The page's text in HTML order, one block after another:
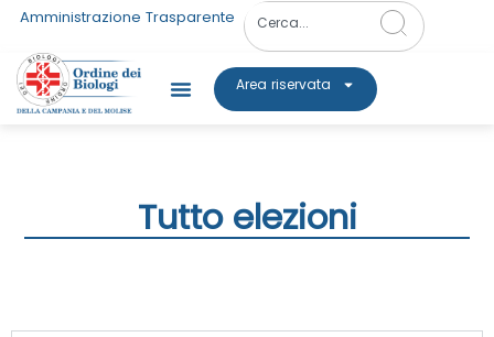
Amministrazione Trasparente
Area riservata
Tutto elezioni